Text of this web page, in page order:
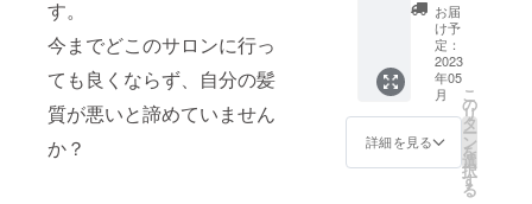
す。
今までどこのサロンに行っ
ても良くならず、自分の髪
質が悪いと諦めていません
か？
ト
500ml
』（セ
ミロン
グ約
2.7ヶ月
分） 支
援金：
9,000円
（送料
お届
け予
定：
2023
年05
月
詳細を見る
こ
の
リ
タ
ー
ン
を
選
択
す
る